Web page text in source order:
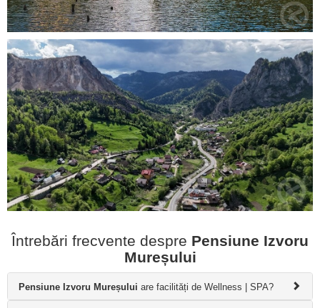
Întrebări frecvente despre Pensiune Izvoru
Mureșului
Pensiune Izvoru Mureșului are facilități de Wellness | SPA?